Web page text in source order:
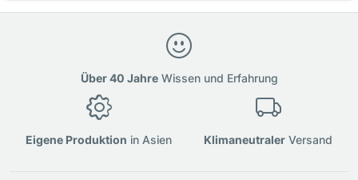
Über 40 JahreWissen und Erfahrung
Eigene Produktion in Asien Klimaneutraler Versand